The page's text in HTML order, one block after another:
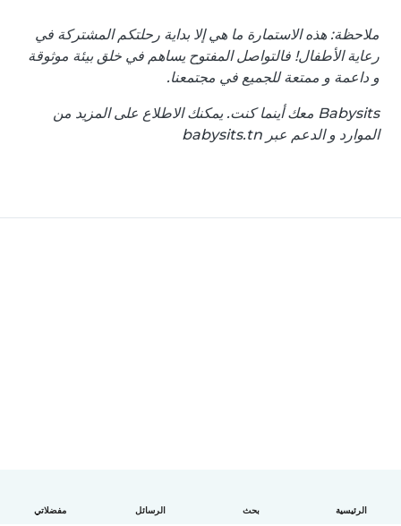
الرئيسية بحث الرسائل مفضلاتي
ملاحظة: هذه الاستمارة ما هي إلا بداية رحلتكم المشتركة في
رعاية الأطفال! فالتواصل المفتوح يساهم في خلق بيئة موثوقة
و داعمة و ممتعة للجميع في مجتمعنا.
Babysits معك أينما كنت. يمكنك الاطلاع على المزيد من
الموارد و الدعم عبر babysits.tn